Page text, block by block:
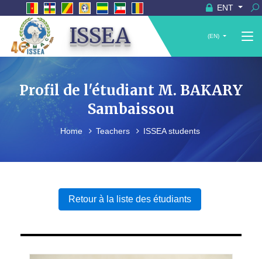
ENT
ISSEA (EN)
Profil de l'étudiant M. BAKARY
Sambaissou
Home Teachers ISSEA students
Retour à la liste des étudiants